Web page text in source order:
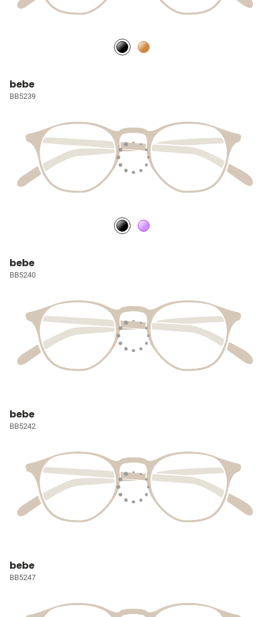
bebe
BB5239
bebe
BB5240
bebe
BB5242
bebe
BB5247